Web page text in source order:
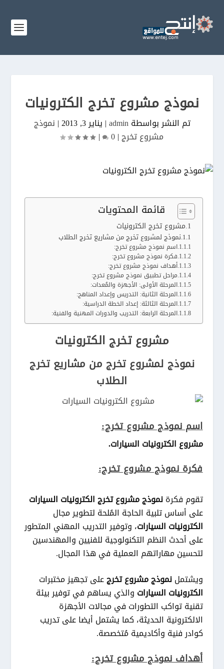
نموذج مشروع تخرج الكترونيات
تم النشر بواسطةadmin
| يناير 3, 2013 | نموذج
مشروع تخرج|
0
|
قائمة المحتويات
مشروع تخرج الكترونيات
نموذج لمشروع تخرج من مشاريع تخرج الطلاب
اسم نموذج مشروع تخرج:
فكرة نموذج مشروع تخرج:
أهداف نموذج مشروع تخرج:
مراحل تطبيق نموذج مشروع تخرج:
المرحلة الأولى: الأجهزة والمُعدات:
المرحلة الثانية: التدريس وإعداد المناهج:
المرحلة الثالثة: إعداد الخطة الدراسية:
المرحلة الرابعة: التدريب والدورات المهنية والفنية:
مشروع تخرج الكترونيات
نموذج لمشروع تخرج من مشاريع تخرج
الطلاب
اسم نموذج مشروع تخرج:
مشروع الكترونيات السيارات.
فكرة نموذج مشروع تخرج:
تقوم فكرةنموذج مشروع تخرج الكترونيات السيارات
على أساس تلبية الحاجة المُلحة لتطوير مجال
الكترونيات السيارات، وتوفير التدريب المهني المتطور
على أحدث النظم التكنولوجية للفنيين والمهندسين
لتحسين مهاراتهم العملية في هذا المجال.
ويشتملنموذج مشروع تخرجعلى تجهيز مختبرات
الكترونيات السيارات والذي يساهم في توفير بيئة
تقنية تواكب التطورات في مجالات الأجهزة
الالكترونية الحديثة، كما يشتمل أيضا على تدريب
كوادر فنية وأكاديمية مُتخصصة.
أهداف نموذج مشروع تخرج: